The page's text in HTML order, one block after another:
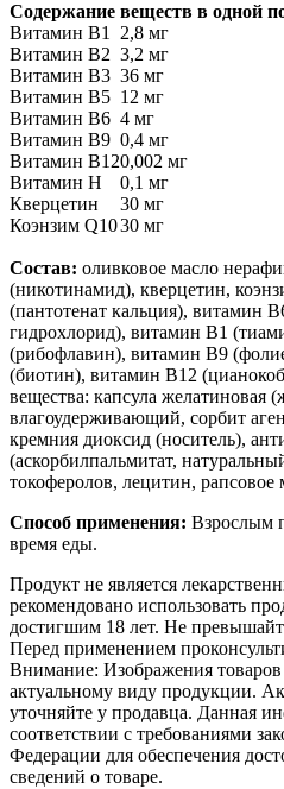
Содержание веществ в одной
Витамин B1
2,8 мг
Витамин B2 3,2 мг
Витамин B3 36 мг
Витамин B5 12 мг
Витамин B6 4 мг
Витамин B9 0,4 мг
Витамин B120,002 мг
Витамин H
0,1 мг
Кверцетин
30 мг
Коэнзим Q1030 мг
Состав: оливковое масло
(никотинамид), кверцетин,
(пантотенат кальция), витамин
гидрохлорид), витамин B1
(рибофлавин), витамин B9
(биотин), витамин B12
вещества: капсула желатиновая
влагоудерживающий, сорбит
кремния диоксид (носитель),
(аскорбилпальмитат,
токоферолов, лецитин, рапсовое
Способ применения: Взрослым
время еды.
Продукт не является
рекомендовано использовать
достигшим 18 лет. Не
Перед применением
Внимание: Изображения товаров
актуальному виду продукции.
уточняйте у продавца. Данная
соответствии с требованиями
Федерации для обеспечения
сведений о товаре.